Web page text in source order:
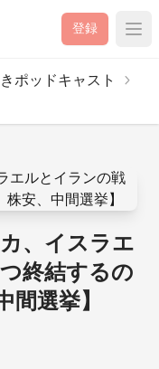
登録
ポッドキャスト
、イスラエ
終結するの
選挙】